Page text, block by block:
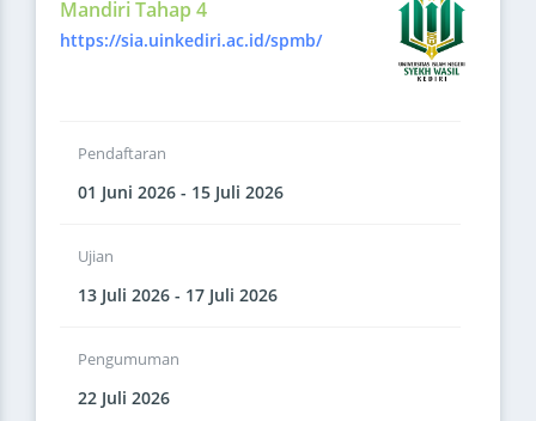
Mandiri Tahap 4
https://sia.uinkediri.ac.id/spmb/
Pendaftaran
01 Juni 2026 - 15 Juli 2026
Ujian
13 Juli 2026 - 17 Juli 2026
Pengumuman
22 Juli 2026